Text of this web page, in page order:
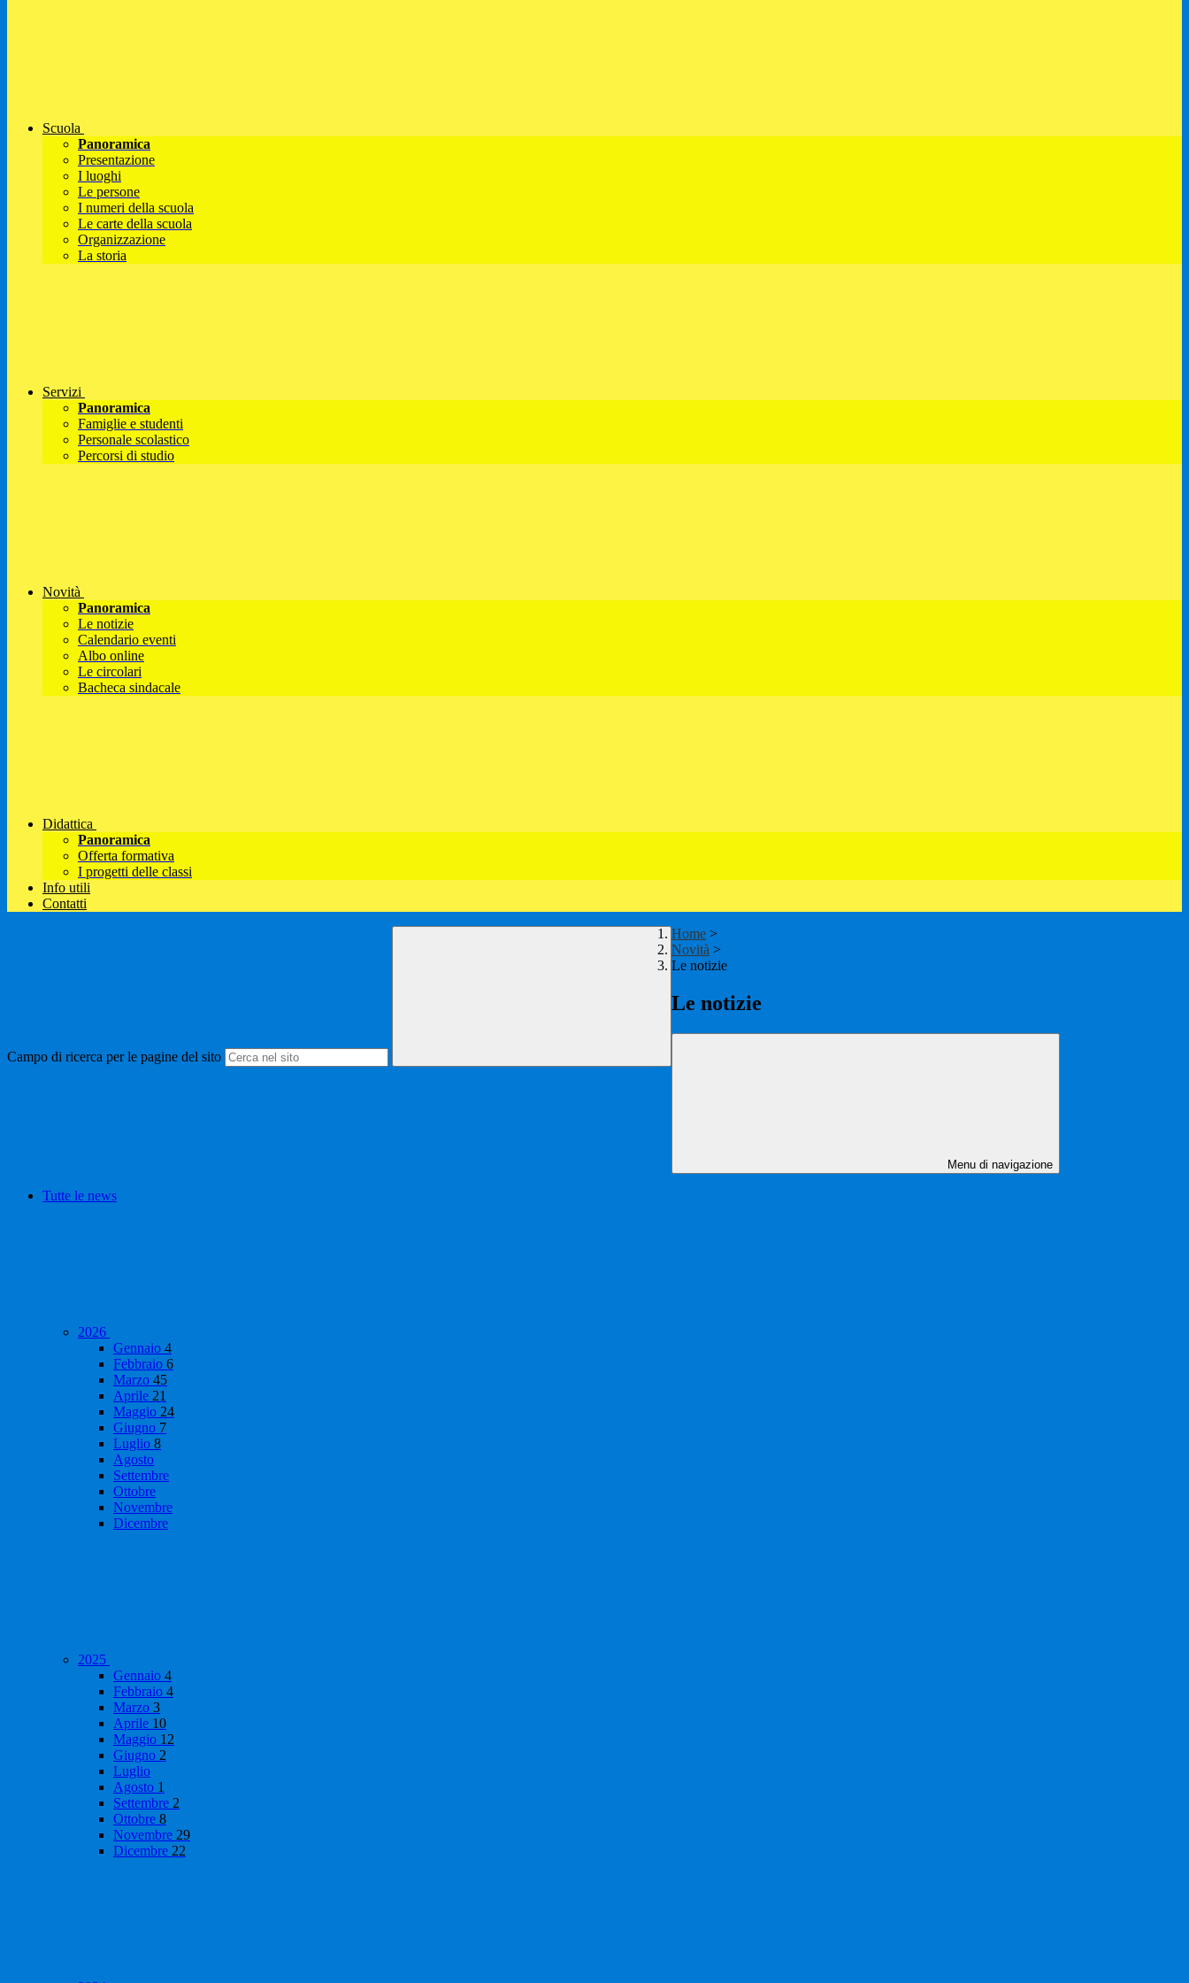
Scuola
Panoramica
Presentazione
I luoghi
Le persone
I numeri della scuola
Le carte della scuola
Organizzazione
La storia
Servizi
Panoramica
Famiglie e studenti
Personale scolastico
Percorsi di studio
Novità
Panoramica
Le notizie
Calendario eventi
Albo online
Le circolari
Bacheca sindacale
Didattica
Panoramica
Offerta formativa
I progetti delle classi
Info utili
Contatti
Campo di ricerca per le pagine del sito
Home >
Novità >
Le notizie
Le notizie
Menu di navigazione
Tutte le news
2026
Gennaio 4
Febbraio 6
Marzo 45
Aprile 21
Maggio 24
Giugno 7
Luglio 8
Agosto
Settembre
Ottobre
Novembre
Dicembre
2025
Gennaio 4
Febbraio 4
Marzo 3
Aprile 10
Maggio 12
Giugno 2
Luglio
Agosto 1
Settembre 2
Ottobre 8
Novembre 29
Dicembre 22